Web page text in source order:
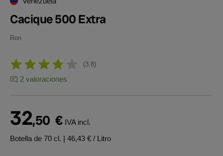
Cacique 500 Extra
Ron
3,8
2 valoraciones
32,50 € IVA incl.
Botella de 70 cl. | 46,43 € / Litro